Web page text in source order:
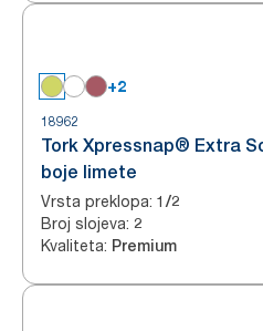
+2
18962
Tork Xpressnap® Extra
boje limete
Vrsta preklopa: 1/2
Broj slojeva: 2
Kvaliteta: Premium